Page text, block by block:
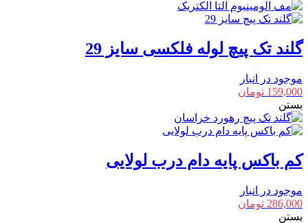
گلند تک پیچ لوله فلکسی سایز 29
موجود در انبار
159,000 تومان
بستن
کم باکس پایه دام درب لولایی
موجود در انبار
286,000 تومان
بستن